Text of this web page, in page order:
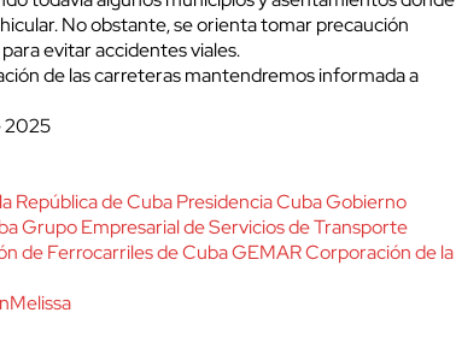
No obstante, se orienta tomar precaución
evitar accidentes viales.
de las carreteras mantendremos informada a
2025
República de CubaPresidencia CubaGobierno
Grupo Empresarial de Servicios de Transporte
de Ferrocarriles de CubaGEMARCorporación de la